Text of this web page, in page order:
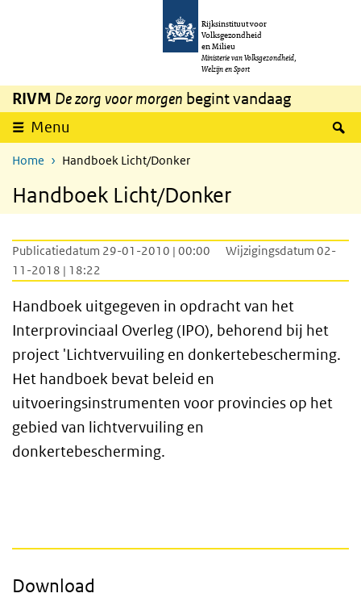
Overslaan en naar de inhoud gaan
Rijksinstituut voor
Volksgezondheid
en Milieu
Ministerie van Volksgezondheid,
Welzijn en Sport
RIVM De zorg voor morgen begint vandaag
Menu
Home Handboek Licht/Donker
Handboek Licht/Donker
Publicatiedatum 29-01-2010 | 00:00
Wijzigingsdatum 02-
11-2018 | 18:22
Handboek uitgegeven in opdracht van het
Interprovinciaal Overleg (IPO), behorend bij het
project 'Lichtvervuiling en donkertebescherming.
Het handboek bevat beleid en
uitvoeringsinstrumenten voor provincies op het
gebied van lichtvervuiling en
donkertebescherming.
Download